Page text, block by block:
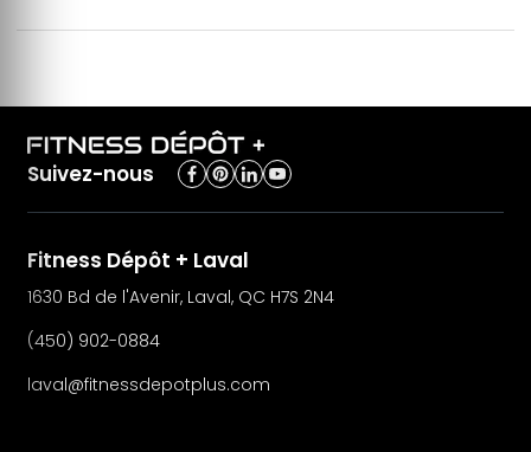
Suivez-nous
Fitness Dépôt + Laval
1630 Bd de l'Avenir, Laval, QC H7S 2N4
(450) 902-0884
laval@fitnessdepotplus.com